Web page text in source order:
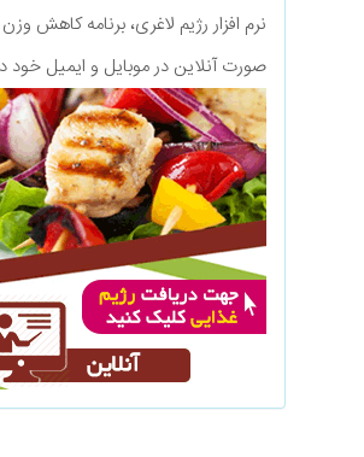
نرم افزار رژیم لاغری، برنامه کاهش
صورت آنلاین در موبایل و ایمیل خود